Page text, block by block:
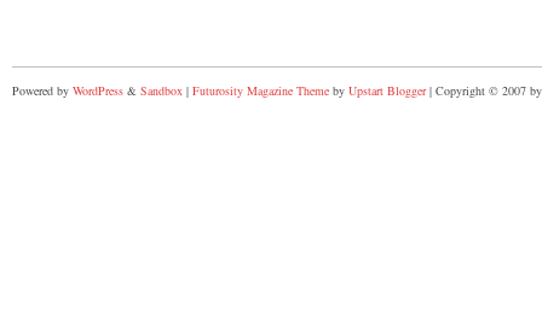
Powered by WordPress & Sandbox | Futurosity Magazine Theme by Upstart Blogger| Copyright © 2007 by